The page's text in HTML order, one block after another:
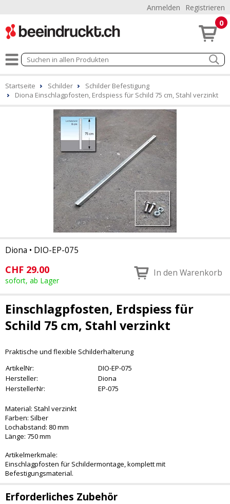
Anmelden Registrieren
0
Startseite Schilder
Schilder Befestigung
Diona Einschlagpfosten, Erdspiess für Schild 75 cm, Stahl verzinkt
Diona • DIO-EP-075
CHF 29.00
sofort, ab Lager
In den Warenkorb
Einschlagpfosten, Erdspiess für
Schild 75 cm, Stahl verzinkt
Praktische und flexible Schilderhalterung
ArtikelNr:
DIO-EP-075
Hersteller:
Diona
HerstellerNr:
EP-075
Material: Stahl verzinkt
Farben: Silber
Lochabstand: 80 mm
Länge: 750 mm
Artikelmerkmale:
Einschlagpfosten für Schildermontage, komplett mit
Befestigungsmaterial.
Erforderliches Zubehör